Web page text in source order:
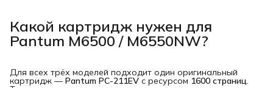
Какой картридж нужен для
Pantum M6500 / M6550NW?
Для всех трёх моделей подходит один оригинальный
картридж —Pantum PC-211EV с ресурсом 1600 страниц.